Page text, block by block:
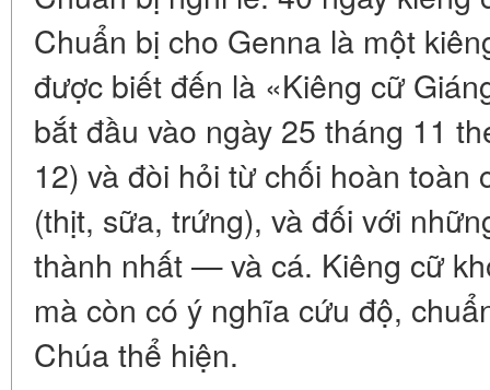
Chuẩn bị cho Genna là một
được biết đến là «Kiêng cữ
bắt đầu vào ngày 25 tháng 11
12) và đòi hỏi từ chối hoàn toàn
(thịt, sữa, trứng), và đối với
thành nhất — và cá. Kiêng cữ
mà còn có ý nghĩa cứu độ,
Chúa thể hiện.